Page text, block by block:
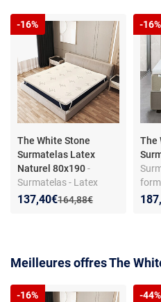
The White Stone
Surmatelas Latex
Naturel 80x190-
Surmatelas - Latex
naturel - 80x190 cm -
Ancien prix :
164,88€
Nouveau prix :
137,40€
Réduction de :
-16%
The
-16%
Meilleures offres The
-16% -44%